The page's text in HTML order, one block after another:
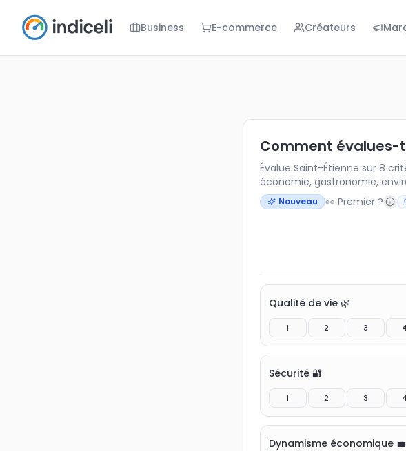
Business E-commerce Créateurs
Comment évalues-tu Saint-
Évalue Saint-Étienne sur 8
Comment évalues-
Évalue Saint-Étienne sur 8
économie, gastronomie,
Nouveau 👀 Premier ?
Qualité de vie 🌿
1 2 3 4
Sécurité 🔐
1 2 3 4
Dynamisme économique 💼